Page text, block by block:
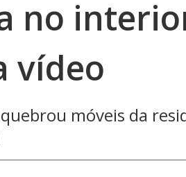
no
vídeo
móveis da